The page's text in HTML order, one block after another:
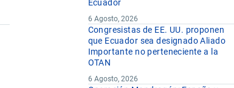
Ecuador
6 Agosto, 2026
Congresistas de EE. UU. proponen
que Ecuador sea designado Aliado
Importante no perteneciente a la
OTAN
6 Agosto, 2026